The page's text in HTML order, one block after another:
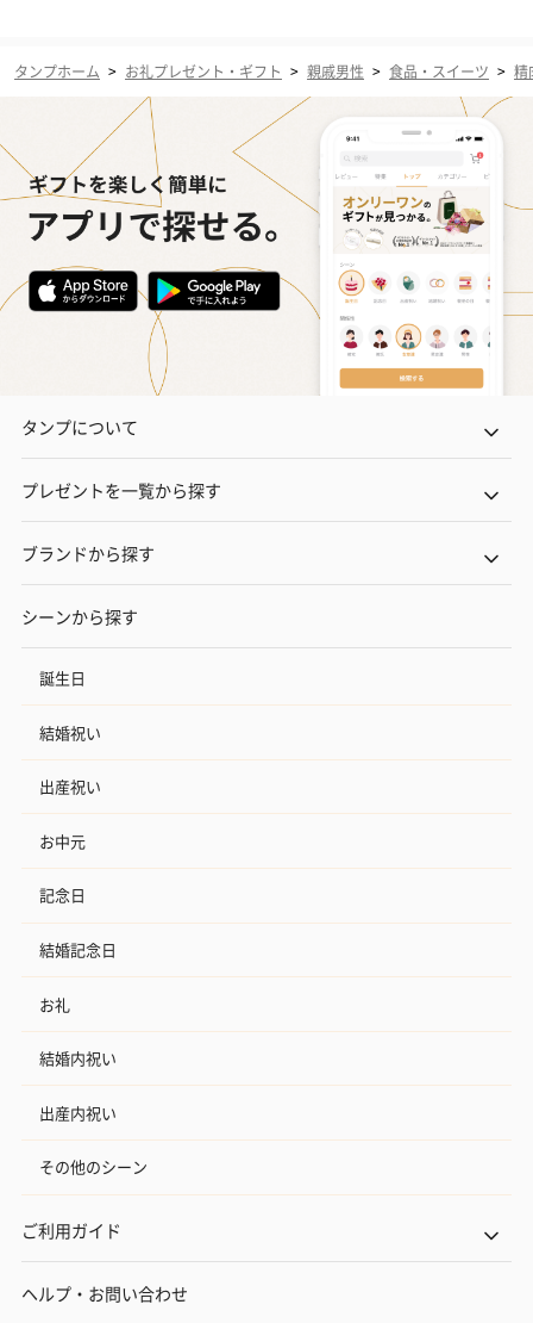
タンプホーム > お礼プレゼント・ギフト > 親戚男性 > 食品・スイーツ > 精
タンプについて
プレゼントを一覧から探す
ブランドから探す
シーンから探す
誕生日
結婚祝い
出産祝い
お中元
記念日
結婚記念日
お礼
結婚内祝い
出産内祝い
その他のシーン
ご利用ガイド
ヘルプ・お問い合わせ